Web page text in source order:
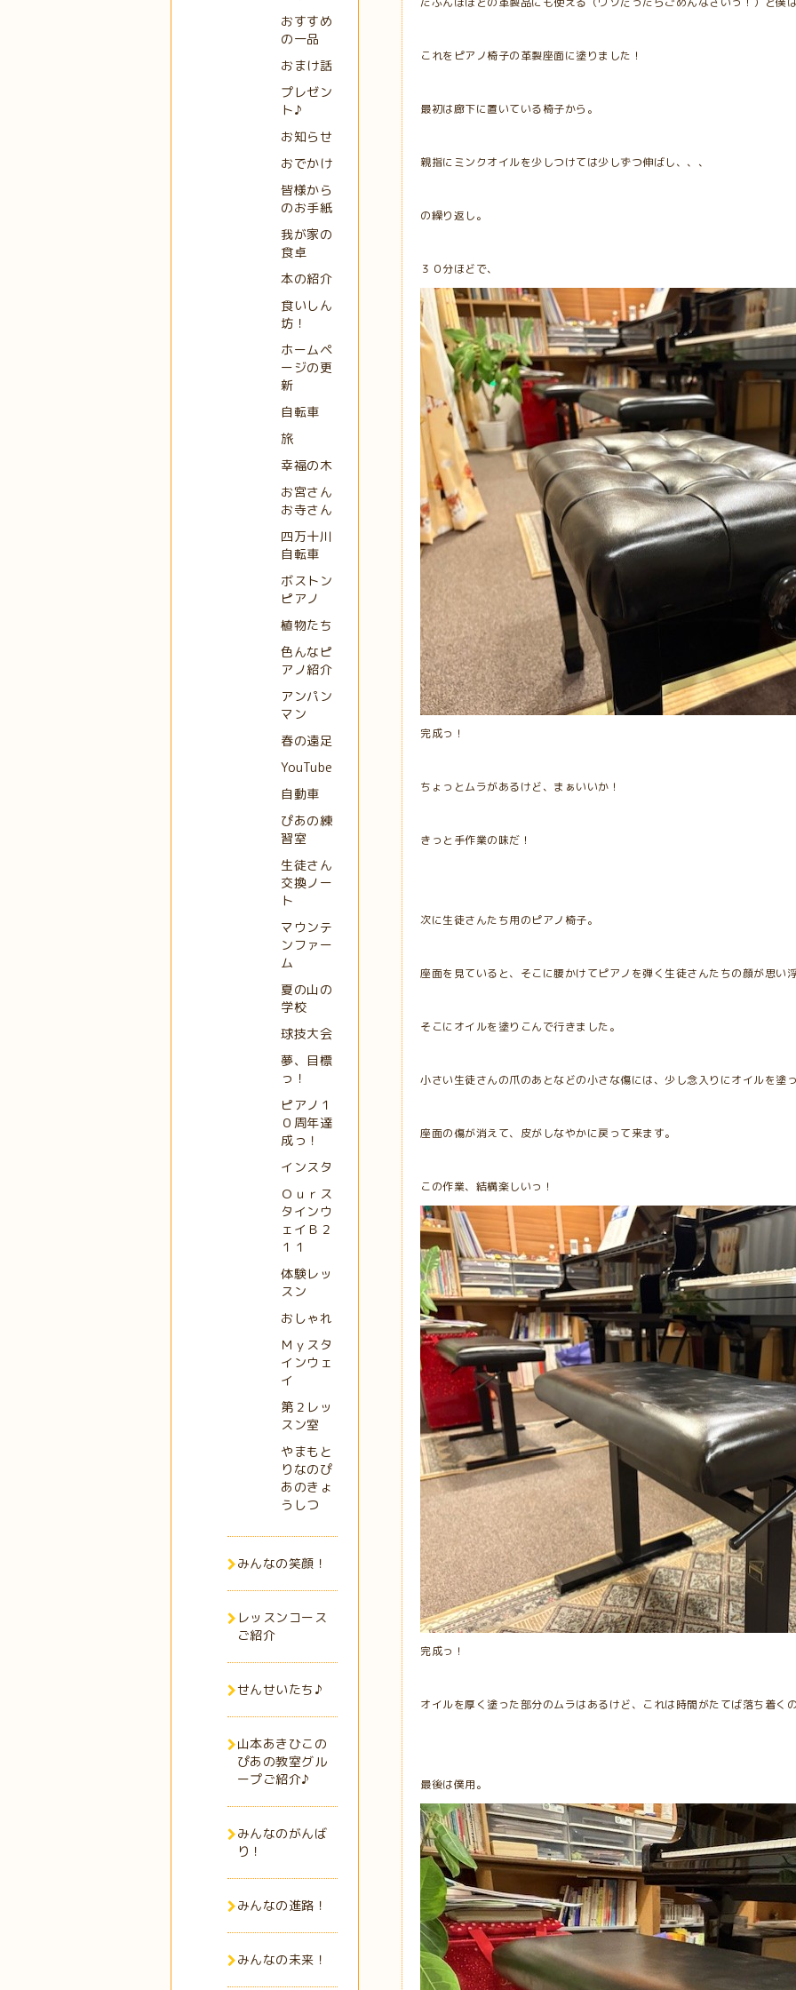
これをピアノ椅子の革製座面に塗りました！
最初は廊下に置いている椅子から。
親指にミンクオイルを少しつけては少しずつ伸ばし、、、
の繰り返し。
３０分ほどで、
完成っ！
ちょっとムラがあるけど、まぁいいか！
きっと手作業の味だ！
次に生徒さんたち用のピアノ椅子。
座面を見ていると、そこに腰かけてピアノを弾く生徒さんたちの顔が思い浮
そこにオイルを塗りこんで行きました。
小さい生徒さんの爪のあとなどの小さな傷には、少し念入りにオイルを塗っ
座面の傷が消えて、皮がしなやかに戻って来ます。
この作業、結構楽しいっ！
完成っ！
オイルを厚く塗った部分のムラはあるけど、これは時間がたてば落ち着く
最後は僕用。
おすすめ
の一品
おまけ話
プレゼン
ト♪
お知らせ
おでかけ
皆様から
のお手紙
我が家の
食卓
本の紹介
食いしん
坊！
ホームペ
ージの更
新
自転車
旅
幸福の木
お宮さん
お寺さん
四万十川
自転車
ボストン
ピアノ
植物たち
色んなピ
アノ紹介
アンパン
マン
春の遠足
YouTube
自動車
ぴあの練
習室
生徒さん
交換ノー
ト
マウンテ
ンファー
ム
夏の山の
学校
球技大会
夢、目標
っ！
ピアノ１
０周年達
成っ！
インスタ
Ｏｕｒス
タインウ
ェイＢ２
１１
体験レッ
スン
おしゃれ
Ｍｙスタ
インウェ
イ
第２レッ
スン室
やまもと
りなのぴ
あのきょ
うしつ
みんなの笑顔！
レッスンコース
ご紹介
せんせいたち♪
山本あきひこの
ぴあの教室グル
ープご紹介♪
みんなのがんば
り！
みんなの進路！
みんなの未来！